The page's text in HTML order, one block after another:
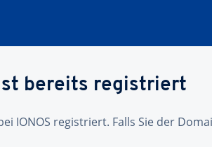
bereits registriert
IONOS registriert. Falls Sie der